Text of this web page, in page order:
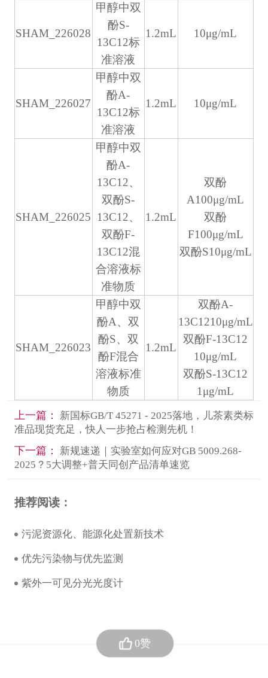
SHAM_226028
甲醇中双
酚S-
13C12标
准溶液
1.2mL 10μg/mL
SHAM_226027
甲醇中双
酚A-
13C12标
准溶液
1.2mL 10μg/mL
SHAM_226025
甲醇中双
酚A-
13C12、
双酚S-
13C12、
双酚F-
13C12混
合溶液标
准物质
1.2mL
双酚
A100μg/mL
双酚
F100μg/mL
双酚S10μg/mL
SHAM_226023
甲醇中双
酚A、双
酚S、双
酚F混合
溶液标准
物质
1.2mL
双酚A-
13C1210μg/mL
双酚F-13C12
10μg/mL
双酚S-13C12
1μg/mL
上一篇：
新国标GB/T 45271 - 2025落地，儿茶素类标
准品现货充足，快人一步抢占检测先机！
下一篇：
新规速递｜实验室如何应对GB 5009.268-
2025？5大调整+普天同创产品清单速览
推荐阅读：
污泥资源化、能源化处置新技术
优先污染物与优先监测
紫外一可见分光光度计
0赞